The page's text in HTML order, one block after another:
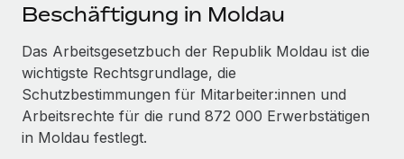
Tools
DIENSTLEISTUNGEN
Frag unsere Expert:innen
Hilfe von Expert:innen für globale HR & Compliance
Partner werden
Entdecke die Möglichkeiten einer Partnerschaft
Remote Build
Demnächst verfügbar
Beratung zu Integrationen und KI-Automatisierung
Events
Newsroom
Informationen zu Gehältern und Qualifikationen
Insights Center
Beschäftigung in Moldau
Das Arbeitsgesetzbuch der Republik Moldau ist die
wichtigste Rechtsgrundlage, die
Schutzbestimmungen für Mitarbeiter:innen und
Arbeitsrechte für die rund 872 000 Erwerbstätigen
in Moldau festlegt.